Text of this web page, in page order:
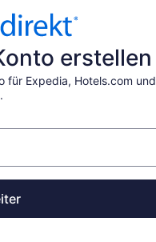
erstellen
für Expedia, Hotels.com und